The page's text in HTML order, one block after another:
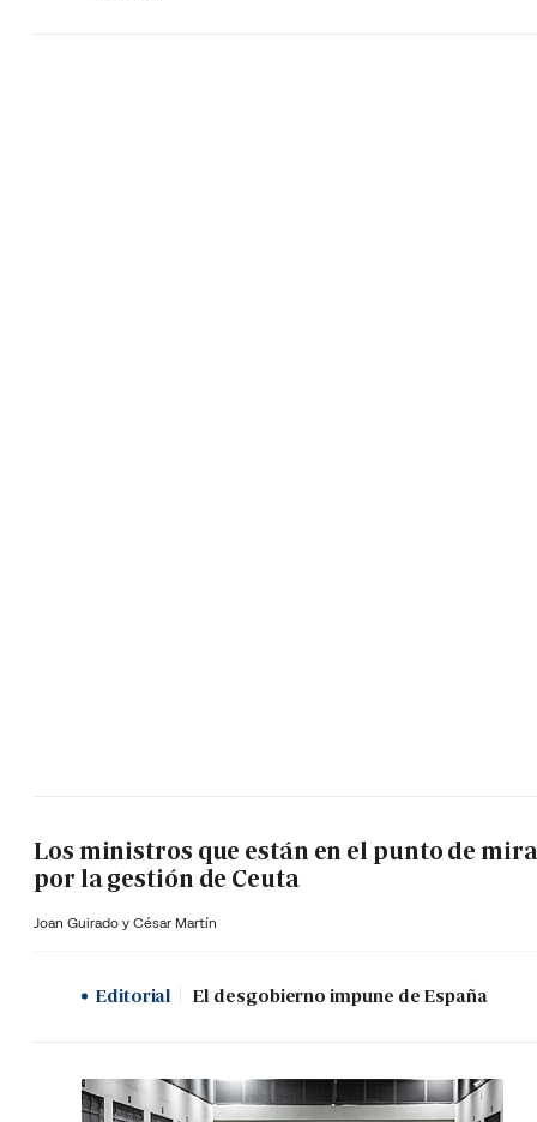
Los ministros que están en el punto de mira
por la gestión de Ceuta
Joan Guirado y César Martín
Editorial El desgobierno impune de España